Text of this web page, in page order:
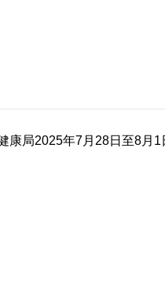
康局2025年7月28日至8月